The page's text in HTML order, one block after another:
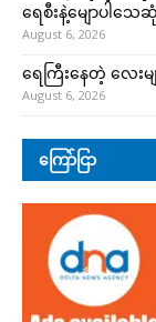
ရေစီးနဲ့မျောပါသေ
August 6, 2026
ရေကြီးနေတဲ့ လေး
August 6, 2026
ကြော်ငြာ